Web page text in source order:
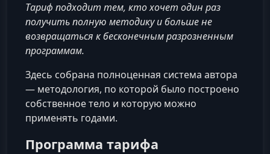
Тариф подходит тем, кто хочет один раз
получить полную методику и больше не
возвращаться к бесконечным разрозненным
программам.
Здесь собрана полноценная система автора
— методология, по которой было построено
собственное тело и которую можно
применять годами.
Программа тарифа